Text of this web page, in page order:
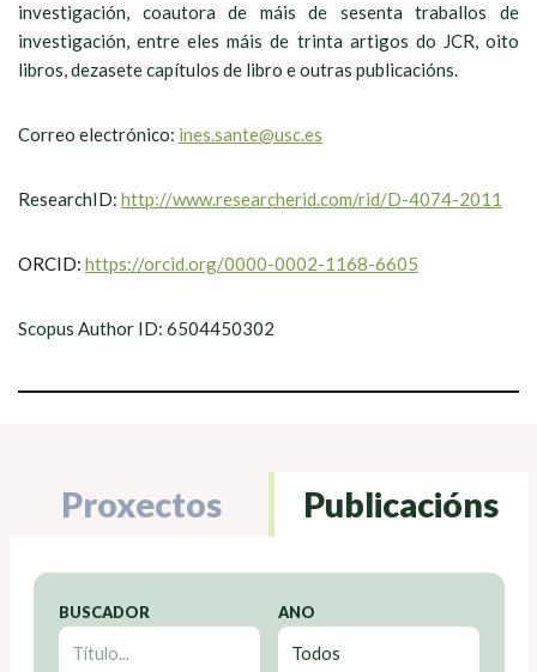
investigación, coautora de máis de sesenta traballos de
investigación, entre eles máis de trinta artigos do JCR, oito
libros, dezasete capítulos de libro e outras publicacións.
Correo electrónico: ines.sante@usc.es
ResearchID: http://www.researcherid.com/rid/D-4074-2011
ORCID: https://orcid.org/0000-0002-1168-6605
Scopus Author ID: 6504450302
Proxectos Publicacións
BUSCADOR ANO